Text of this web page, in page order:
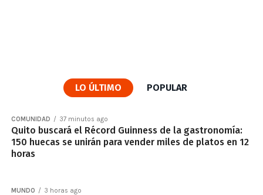
LO ÚLTIMO POPULAR
COMUNIDAD 37 minutos ago
Quito buscará el Récord Guinness de la gastronomía:
150 huecas se unirán para vender miles de platos en 12
horas
MUNDO 3 horas ago